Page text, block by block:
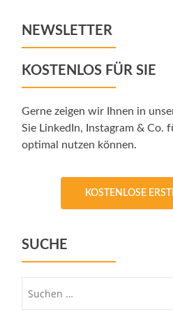
NEWSLETTER
KOSTENLOS FÜR SIE
Gerne zeigen wir Ihnen in
Sie LinkedIn, Instagram & Co.
optimal nutzen können.
KOSTENLOSE
SUCHE